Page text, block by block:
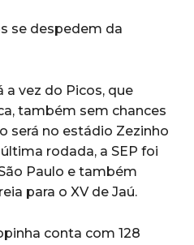
se despedem da
a vez do Picos, que
também sem chances
será no estádio Zezinho
rodada, a SEP foi
Paulo e também
para o XV de Jaú.
conta com 128